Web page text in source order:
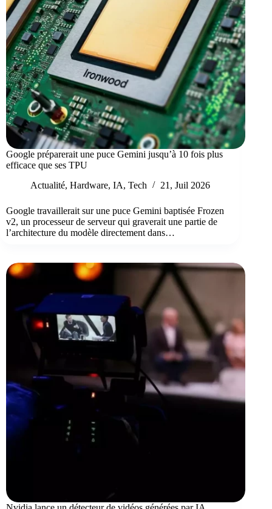
Google préparerait une puce Gemini jusqu’à 10 fois plus
efficace que ses TPU
Actualité, Hardware, IA, Tech 21, Juil 2026
Google travaillerait sur une puce Gemini baptisée Frozen
v2, un processeur de serveur qui graverait une partie de
l’architecture du modèle directement dans…